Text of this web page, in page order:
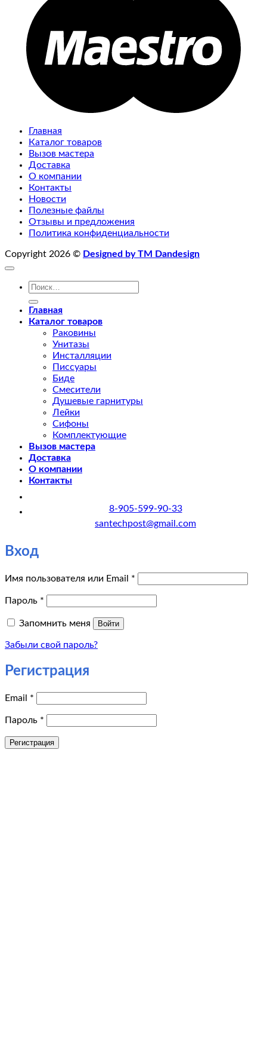
Главная
Каталог товаров
Вызов мастера
Доставка
О компании
Контакты
Новости
Полезные файлы
Отзывы и предложения
Политика конфиденциальности
Copyright 2026 © Designed by TM Dandesign
Искать:
Главная
Каталог товаров
Раковины
Унитазы
Инсталляции
Писсуары
Биде
Смесители
Душевые гарнитуры
Лейки
Сифоны
Комплектующие
Вызов мастера
Доставка
О компании
Контакты
8-905-599-90-33
santechpost@gmail.com
Вход
Имя пользователя или Email *
Пароль *
Запомнить меня Войти
Забыли свой пароль?
Регистрация
Email *
Пароль *
Регистрация